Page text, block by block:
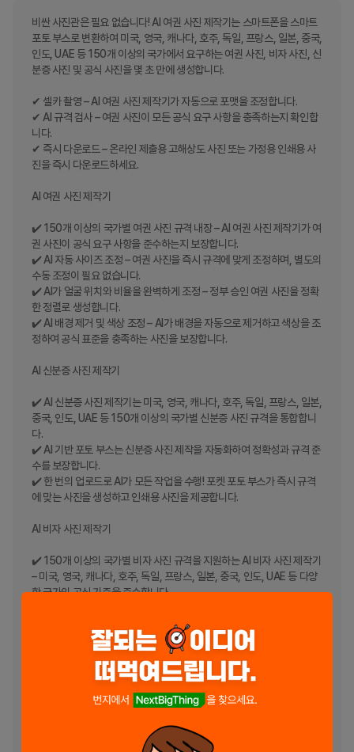
비싼 사진관은 필요 없습니다! AI 여권 사진 제작기는 스마트폰을 스마트
포토 부스로 변환하여 미국, 영국, 캐나다, 호주, 독일, 프랑스, 일본, 중국,
인도, UAE 등 150개 이상의 국가에서 요구하는 여권 사진, 비자 사진, 신
분증 사진 및 공식 사진을 몇 초 만에 생성합니다.
✔ 셀카 촬영 – AI 여권 사진 제작기가 자동으로 포맷을 조정합니다.
✔ AI 규격 검사 – 여권 사진이 모든 공식 요구 사항을 충족하는지 확인합
니다.
✔ 즉시 다운로드 – 온라인 제출용 고해상도 사진 또는 가정용 인쇄용 사
진을 즉시 다운로드하세요.
AI 여권 사진 제작기
✔️ 150개 이상의 국가별 여권 사진 규격 내장 – AI 여권 사진 제작기가 여
권 사진이 공식 요구 사항을 준수하는지 보장합니다.
✔️ AI 자동 사이즈 조정 – 여권 사진을 즉시 규격에 맞게 조정하며, 별도의
수동 조정이 필요 없습니다.
✔️ AI가 얼굴 위치와 비율을 완벽하게 조정 – 정부 승인 여권 사진을 정확
한 정렬로 생성합니다.
✔️ AI 배경 제거 및 색상 조정 – AI가 배경을 자동으로 제거하고 색상을 조
정하여 공식 표준을 충족하는 사진을 보장합니다.
AI 신분증 사진 제작기
✔️ AI 신분증 사진 제작기는 미국, 영국, 캐나다, 호주, 독일, 프랑스, 일본,
중국, 인도, UAE 등 150개 이상의 국가별 신분증 사진 규격을 통합합니
다.
✔️ AI 기반 포토 부스는 신분증 사진 제작을 자동화하여 정확성과 규격 준
수를 보장합니다.
✔️ 한 번의 업로드로 AI가 모든 작업을 수행! 포켓 포토 부스가 즉시 규격
에 맞는 사진을 생성하고 인쇄용 사진을 제공합니다.
AI 비자 사진 제작기
✔️ 150개 이상의 국가별 비자 사진 규격을 지원하는 AI 비자 사진 제작기
– 미국, 영국, 캐나다, 호주, 독일, 프랑스, 일본, 중국, 인도, UAE 등 다양
한 국가의 공식 기준을 준수합니다.
✔️ AI 비자 사진 제작기를 사용하면 몇 초 만에 비자 사진 크기를 조정하
고 제출용 사진 및 인쇄용 사진을 받을 수 있습니다.